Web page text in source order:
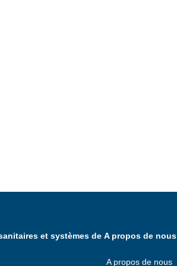
et systèmes de A propos de nous
A propos de nous